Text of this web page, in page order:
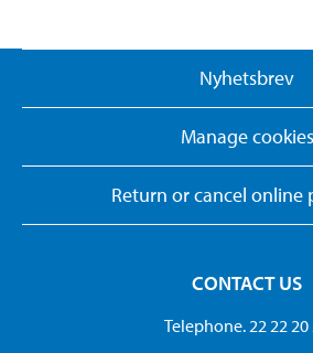
Nyhetsbrev
Manage cookies
Return or cancel online
CONTACT US
Telephone. 22 22 20